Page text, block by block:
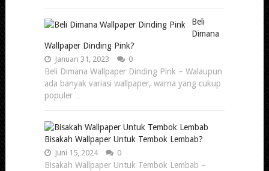
Beli
Dimana
Wallpaper Dinding Pink?
Januari 31, 2023 0
Beli Dimana Wallpaper Dinding Pink – Walaupun
ada banyak variasi wallpaper, warna yang cukup
populer …
Bisakah Wallpaper Untuk Tembok Lembab?
Juni 15, 2024 0
Bisakah Wallpaper Untuk Tembok Lembab –